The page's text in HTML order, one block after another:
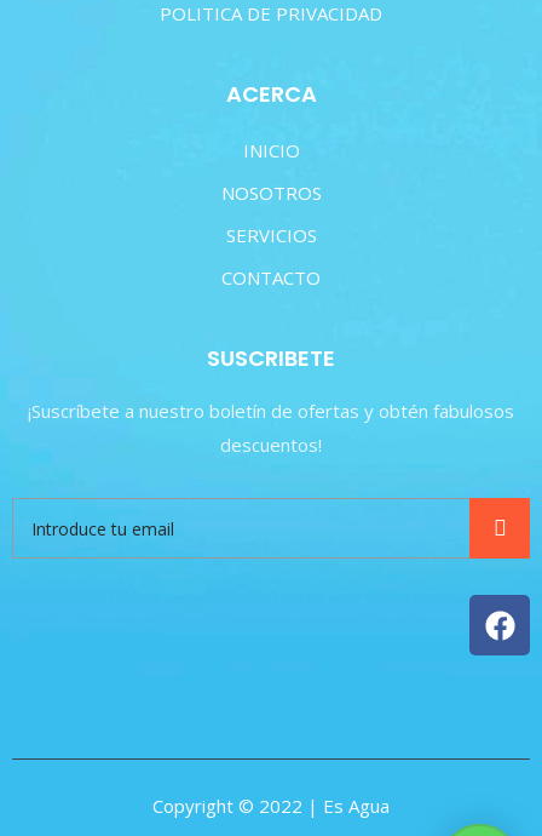
POLITICA DE PRIVACIDAD
ACERCA
INICIO
NOSOTROS
SERVICIOS
CONTACTO
SUSCRIBETE
¡Suscríbete a nuestro boletín de ofertas y obtén fabulosos
descuentos!
Copyright © 2022 | Es Agua